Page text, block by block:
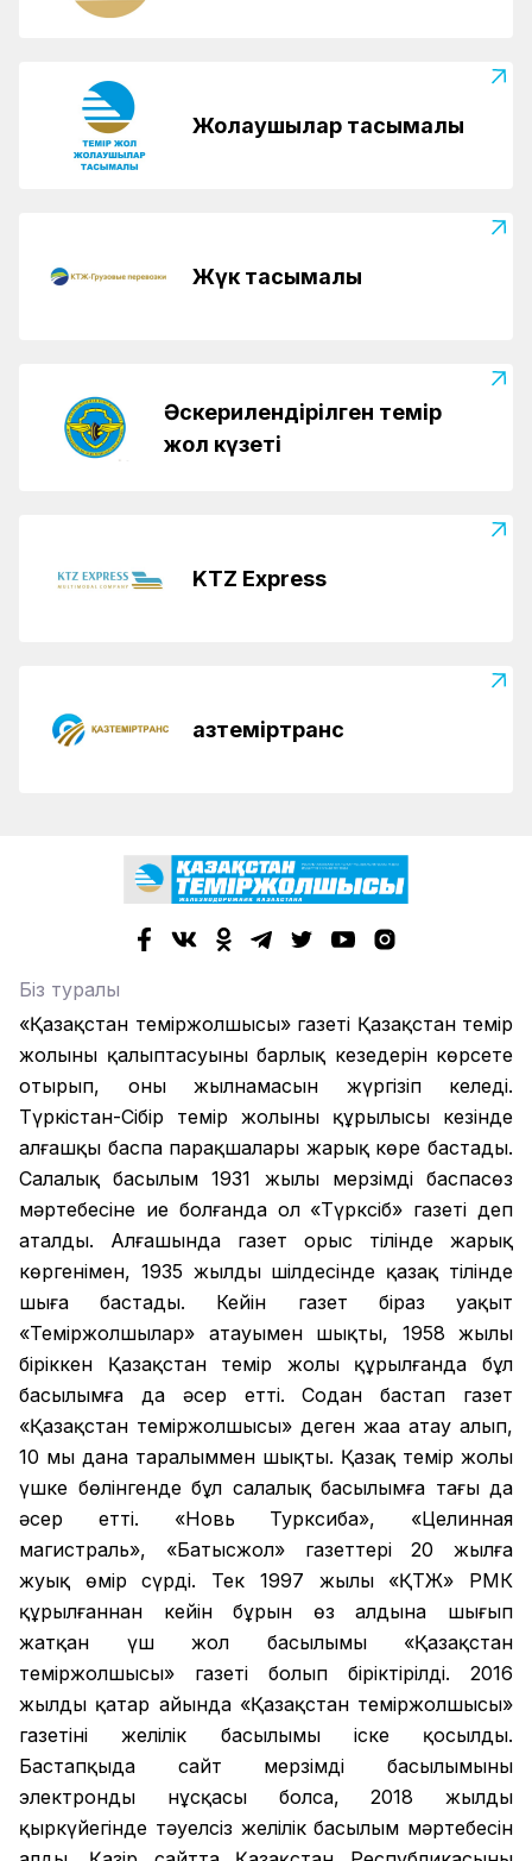
Жолаушылар тасымалы
Жүк тасымалы
Әскерилендірілген темір
жол күзеті
KTZ Express
Қазтеміртранс
Біз туралы
«Қазақстан теміржолшысы» газеті Қазақстан темір
жолының қалыптасуының барлық кезеңдерін көрсете
отырып, оның жылнамасын жүргізіп келеді.
Түркістан-Сібір темір жолының құрылысы кезінде
алғашқы баспа парақшалары жарық көре бастады.
Салалық басылым 1931 жылы мерзімді баспасөз
мәртебесіне ие болғанда ол «Түрксіб» газеті деп
аталды. Алғашында газет орыс тілінде жарық
көргенімен, 1935 жылдың шілдесінде қазақ тілінде
шыға бастады. Кейін газет біраз уақыт
«Теміржолшылар» атауымен шықты, 1958 жылы
біріккен Қазақстан темір жолы құрылғанда бұл
басылымға да әсер етті. Содан бастап газет
«Қазақстан теміржолшысы» деген жаңа атау алып,
10 мың дана таралыммен шықты. Қазақ темір жолы
үшке бөлінгенде бұл салалық басылымға тағы да
әсер етті. «Новь Турксиба», «Целинная
магистраль», «Батысжол» газеттері 20 жылға
жуық өмір сүрді. Тек 1997 жылы «ҚТЖ» РМК
құрылғаннан кейін бұрын өз алдына шығып
жатқан үш жол басылымы «Қазақстан
теміржолшысы» газеті болып біріктірілді. 2016
жылдың қаңтар айында «Қазақстан теміржолшысы»
газетінің желілік басылымы іске қосылды.
Бастапқыда сайт мерзімді басылымының
электронды нұсқасы болса, 2018 жылдың
қыркүйегінде тәуелсіз желілік басылым мәртебесін